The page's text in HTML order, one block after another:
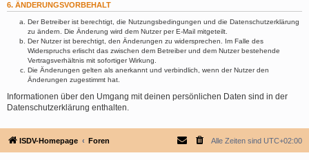
6. ÄNDERUNGSVORBEHALT
Der Betreiber ist berechtigt, die Nutzungsbedingungen und die Datenschutzerklärung
zu ändern. Die Änderung wird dem Nutzer per E-Mail mitgeteilt.
Der Nutzer ist berechtigt, den Änderungen zu widersprechen. Im Falle des
Widerspruchs erlischt das zwischen dem Betreiber und dem Nutzer bestehende
Vertragsverhältnis mit sofortiger Wirkung.
Die Änderungen gelten als anerkannt und verbindlich, wenn der Nutzer den
Änderungen zugestimmt hat.
Informationen über den Umgang mit deinen persönlichen Daten sind in der
Datenschutzerklärung enthalten.
ISDV-Homepage Foren Alle Zeiten sind UTC+02:00